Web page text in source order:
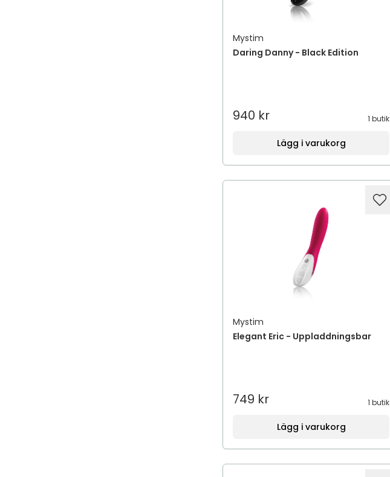
Mystim
Daring Danny - Black Edition
940 kr 1 butik
Lägg i varukorg
Mystim
Elegant Eric - Uppladdningsbar
749 kr 1 butik
Lägg i varukorg